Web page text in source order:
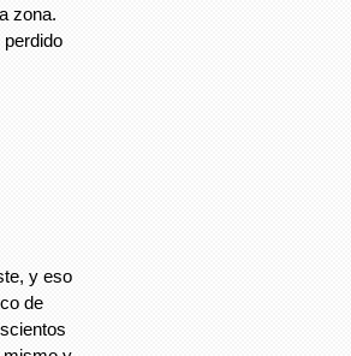
zona.
y eso
de